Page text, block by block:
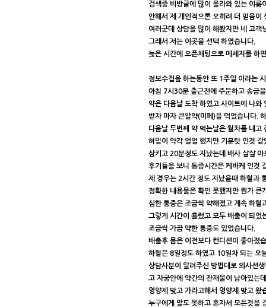
검색중 비방글에 많이 올라와 있는 이
안해서 제 개인적으론 오히려 더 믿음이
여러군데 상담을 많이 해봤지만 네 고
그래서 저는 이곳을 선택 하였습니다.
늦은 시간에 오픈채팅으로 메세지를 하
정보수집을 하는동안 또 1주일 이라는
아침 7시30분 출근전에 주문하고 송금
약은 다음날 도착 하였고 사이트에 나와
받자 마자 큰알약(미페)을 먹었습니다.
다음날 두번째 약 먹는날은 월차를 내
혀밑이 약각 얼얼 했지만 기분탓 인것 같
삼키고 20분정도 지났는데 배사 살살 아
후기들을 보니 통증시간은 케바케 인것
제 경우는 2시간 정도 지났을때 하혈과
정확한 내용물은 확인 못했지만 뭔가
심한 통증은 조금씩 약해졌고 계속 하혈
그렇게 시간이 흘렀고 모두 배출이 되었
조금씩 가끔 약한 통증도 있었습니다.
배출후 몸은 이전보다 컨디션이 좋아졌
하혈은 8일정도 하였고 10일차 되는 오
상담사분이 알려주신 방법대로 의사선
고 자궁안에 약간의 잔재물이 남아있는
영양제 맞고 가라고해서 영양제 맞고 왔
누구에게 말도 못하고 혼자서 모든것을